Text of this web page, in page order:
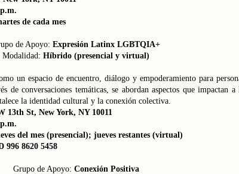
de cada mes
de Apoyo: Expresión Latinx LGBTQIA+
Modalidad: Híbrido (presencial y virtual)
un espacio de encuentro, diálogo y empoderamiento para
de conversaciones temáticas, se abordan aspectos que impactan a
la identidad cultural y la conexión colectiva.
13th St, New York, NY 10011
del mes (presencial); jueves restantes (virtual)
996 8620 5458
Grupo de Apoyo: Conexión Positiva